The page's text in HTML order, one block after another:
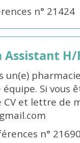
n° 21424
Assistant
un(e)
Si vous
CV et lettre de
n°